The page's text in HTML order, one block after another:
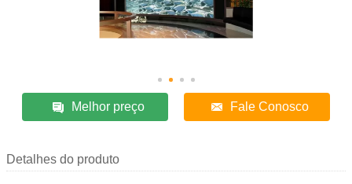
Melhor preço Fale Conosco
Detalhes do produto